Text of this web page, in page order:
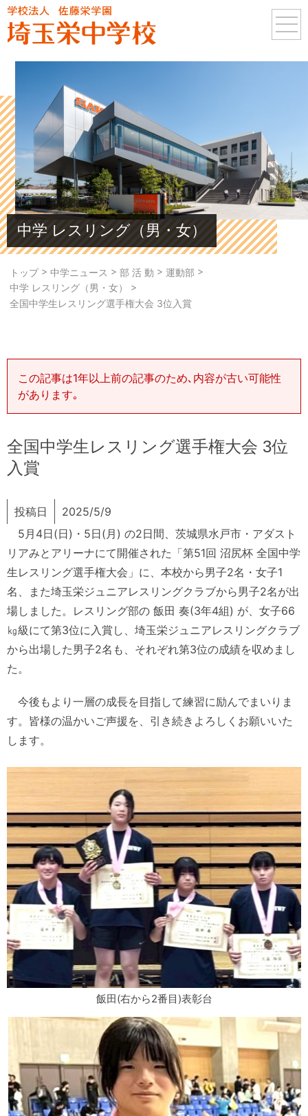
中学 レスリング（男・女）
トップ> 中学ニュース > 部 活 動 > 運動部 >
中学 レスリング（男・女）
>
全国中学生レスリング選手権大会 3位入賞
この記事は1年以上前の記事のため､内容が古い可能性
があります｡
全国中学生レスリング選手権大会 3位
入賞
投稿日
2025/5/9
5月4日(日)・5日(月) の2日間、茨城県水戸市・ アダスト
リアみとアリーナにて開催された「第51回 沼尻杯 全国中学
生レスリング選手権大会」に、本校から男子2名・ 女子1
名、
また埼玉栄ジュニアレスリングクラブから男子2名が出
場しました。レスリング部の 飯田 奏(3年4組) が、女子66
㎏級にて第3位に入賞し、 埼玉栄ジュニアレスリングクラブ
から出場した男子2名も、 それぞれ第3位の成績を収めまし
た。
今後もより一層の成長を目指して練習に励んでまいりま
す。皆様の温かいご声援を、引き続きよろしくお願いいた
します。
飯田(右から2番目)表彰台